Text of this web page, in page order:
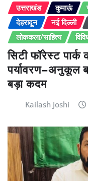
उत्तराखंड कुमाऊं
देहरादून
नई दिल्ली
लोककला/साहित्य
सिटी फॉरेस्ट
पर्यावरण–अनुकूल
बड़ा कदम
Kailash Joshi